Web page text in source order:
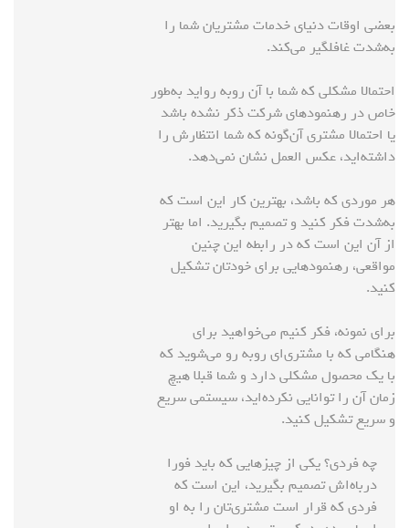
بعضی اوقات دنیای خدمات مشتریان شما را
به‌شدت غافلگیر می‌کند.
احتمالا مشکلی که شما با آن روبه رو‌اید به‌طور
خاص در رهنمودهای شرکت ذکر نشده باشد
یا احتمالا مشتری آن‌گونه که شما انتظارش را
داشته‌اید، عکس العمل نشان نمی‌دهد.
هر موردی که باشد، بهترین کار این است که
به‌شدت فکر کنید و تصمیم بگیرید. اما بهتر
از آن این است که در رابطه این چنین
مواقعی، رهنمودهایی برای خودتان تشکیل
کنید.
برای نمونه، فکر کنیم می‌خواهید برای
هنگامی که با مشتری‌ای روبه رو می‌شوید که
با یک محصول مشکلی دارد و شما قبلا هیچ
زمان آن را توانایی نکرده‌اید، سیستمی سریع
و سریع تشکیل کنید.
چه فردی؟ یکی از چیزهایی که باید فورا
درباه‌اش تصمیم بگیرید، این است که
فردی که قرار است مشتری‌تان را به او